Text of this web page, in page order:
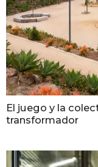
El juego y la
transformador